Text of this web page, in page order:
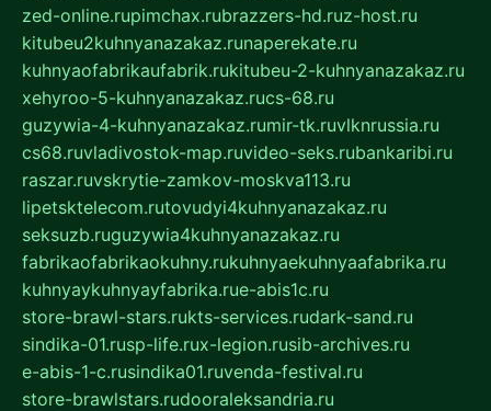
zed-online.rupimchax.rubrazzers-hd.ruz-host.ru
kitubeu2kuhnyanazakaz.runaperekate.ru
kuhnyaofabrikaufabrik.rukitubeu-2-kuhnyanazakaz.ru
xehyroo-5-kuhnyanazakaz.rucs-68.ru
guzywia-4-kuhnyanazakaz.rumir-tk.ruvlknrussia.ru
cs68.ruvladivostok-map.ruvideo-seks.rubankaribi.ru
raszar.ruvskrytie-zamkov-moskva113.ru
lipetsktelecom.rutovudyi4kuhnyanazakaz.ru
seksuzb.ruguzywia4kuhnyanazakaz.ru
fabrikaofabrikaokuhny.rukuhnyaekuhnyaafabrika.ru
kuhnyaykuhnyayfabrika.rue-abis1c.ru
store-brawl-stars.rukts-services.rudark-sand.ru
sindika-01.rusp-life.rux-legion.rusib-archives.ru
e-abis-1-c.rusindika01.ruvenda-festival.ru
store-brawlstars.rudooraleksandria.ru